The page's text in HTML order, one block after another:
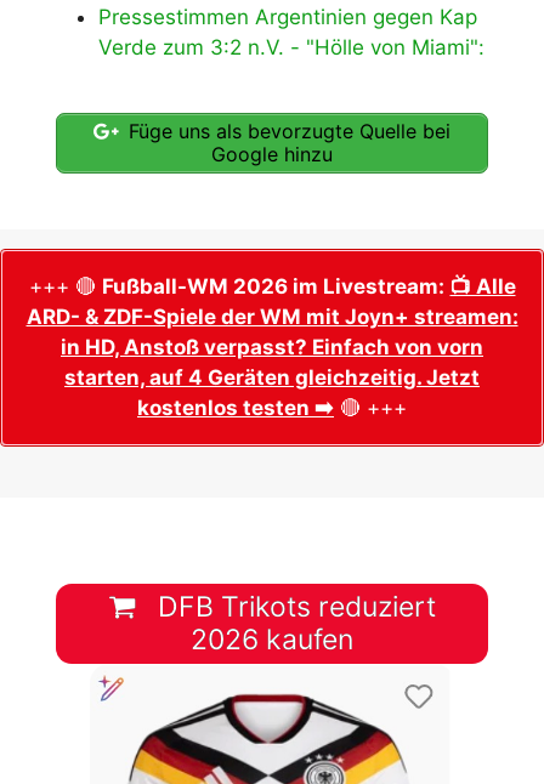
Pressestimmen Argentinien gegen Kap
Verde zum 3:2 n.V. - "Hölle von Miami":
Füge uns als bevorzugte Quelle bei
Google hinzu
+++ 🔴 Fußball-WM 2026 im Livestream: 📺 Alle
ARD- & ZDF-Spiele der WM mit Joyn+ streamen:
in HD, Anstoß verpasst? Einfach von vorn
starten, auf 4 Geräten gleichzeitig. Jetzt
kostenlos testen ➡️ 🔴 +++
DFB Trikots reduziert
2026 kaufen